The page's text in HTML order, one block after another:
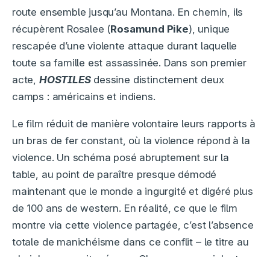
route ensemble jusqu’au Montana. En chemin, ils
récupèrent Rosalee (Rosamund Pike), unique
rescapée d’une violente attaque durant laquelle
toute sa famille est assassinée. Dans son premier
acte, HOSTILES dessine distinctement deux
camps : américains et indiens.
Le film réduit de manière volontaire leurs rapports à
un bras de fer constant, où la violence répond à la
violence. Un schéma posé abruptement sur la
table, au point de paraître presque démodé
maintenant que le monde a ingurgité et digéré plus
de 100 ans de western. En réalité, ce que le film
montre via cette violence partagée, c’est l’absence
totale de manichéisme dans ce conflit – le titre au